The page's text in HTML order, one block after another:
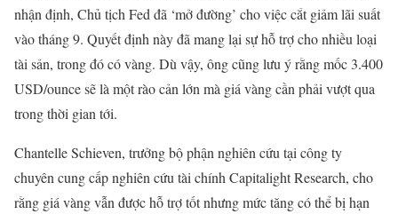
nhận định, Chủ tịch Fed đã ‘mở đường’ cho việc cắt giảm lãi suất
vào tháng 9. Quyết định này đã mang lại sự hỗ trợ cho nhiều loại
tài sản, trong đó có vàng. Dù vậy, ông cũng lưu ý rằng mốc 3.400
USD/ounce sẽ là một rào cản lớn mà giá vàng cần phải vượt qua
trong thời gian tới.
Chantelle Schieven, trưởng bộ phận nghiên cứu tại công ty
chuyên cung cấp nghiên cứu tài chính Capitalight Research, cho
rằng giá vàng vẫn được hỗ trợ tốt nhưng mức tăng có thể bị hạn